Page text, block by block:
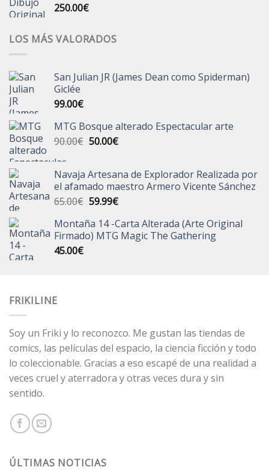
250.00€
LOS MÁS VALORADOS
San Julian JR (James Dean como Spiderman)
Giclée
99.00€
MTG Bosque alterado Espectacular arte
90.00€ El
era:
90.00€.
50.00€El
es:
50.00€.
Navaja Artesana de Explorador Realizada por
el afamado maestro Armero Vicente Sánchez
65.00€ El
original
era:
59.99€El
actual
es:
Montaña 14 -Carta Alterada (Arte Original
Firmado) MTG Magic The Gathering
45.00€
FRIKILINE
Soy un Friki y lo reconozco. Me gustan las tiendas de
comics, las películas del espacio, la ciencia ficción y todo
lo coleccionable. Gracias a eso escapé de una realidad a
veces cruel y aterradora y otras veces dura y sin
sentido.
ÚLTIMAS NOTICIAS